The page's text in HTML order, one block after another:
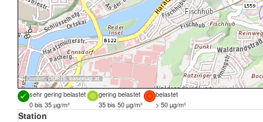
Quellen:DORIS, basemap.at
sehr gering belastet gering belastet
belastet
0 bis 35 µg/m³
35 bis 50 µg/m³ > 50 µg/m³
Station